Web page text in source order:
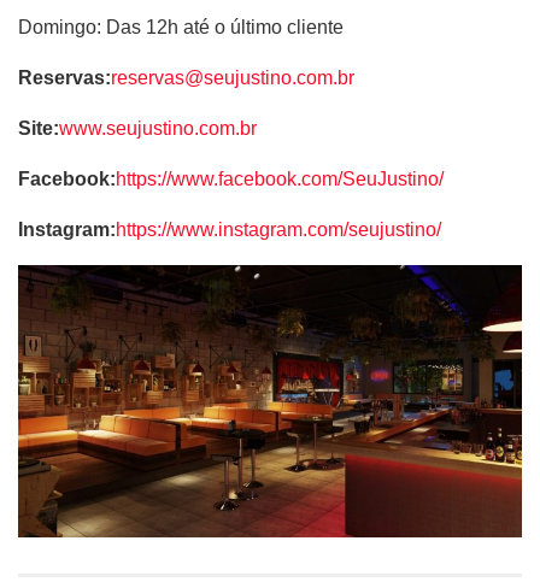
Domingo: Das 12h até o último cliente
Reservas:reservas@seujustino.com.br
Site:www.seujustino.com.br
Facebook:https://www.facebook.com/SeuJustino/
Instagram:https://www.instagram.com/seujustino/